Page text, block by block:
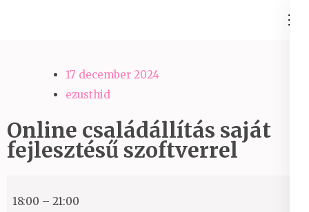
17 december 2024
ezusthid
Online családállítás saját
fejlesztésű szoftverrel
családállítás
18:00 – 21:00